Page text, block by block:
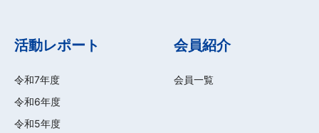
活動レポート
令和7年度
令和6年度
令和5年度
会員紹介
会員一覧